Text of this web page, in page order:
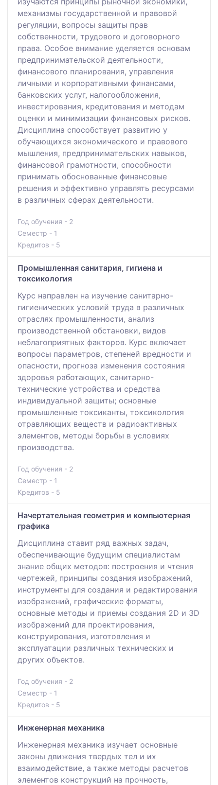
механизмы государственной и правовой
регуляции, вопросы защиты прав
собственности, трудового и договорного
права. Особое внимание уделяется основам
предпринимательской деятельности,
финансового планирования, управления
личными и корпоративными финансами,
банковских услуг, налогообложения,
инвестирования, кредитования и методам
оценки и минимизации финансовых рисков.
Дисциплина способствует развитию у
обучающихся экономического и правового
мышления, предпринимательских навыков,
финансовой грамотности, способности
принимать обоснованные финансовые
решения и эффективно управлять ресурсами
в различных сферах деятельности.
Год обучения - 2
Семестр - 1
Кредитов - 5
Промышленная санитария, гигиена и
токсикология
Курс направлен на изучение санитарно-
гигиенических условий труда в различных
отраслях промышленности, анализ
производственной обстановки, видов
неблагоприятных факторов. Курс включает
вопросы параметров, степеней вредности и
опасности, прогноза изменения состояния
здоровья работающих, санитарно-
технические устройства и средства
индивидуальной защиты; основные
промышленные токсиканты, токсикология
отравляющих веществ и радиоактивных
элементов, методы борьбы в условиях
производства.
Год обучения - 2
Семестр - 1
Кредитов - 5
Начертательная геометрия и компьютерная
графика
Дисциплина ставит ряд важных задач,
обеспечивающие будущим специалистам
знание общих методов: построения и чтения
чертежей, принципы создания изображений,
инструменты для создания и редактирования
изображений, графические форматы,
основные методы и приемы создания 2D и 3D
изображений для проектирования,
конструирования, изготовления и
эксплуатации различных технических и
других объектов.
Год обучения - 2
Семестр - 1
Кредитов - 5
Инженерная механика
Инженерная механика изучает основные
законы движения твердых тел и их
взаимодействие, а также методы расчетов
элементов конструкций на прочность,